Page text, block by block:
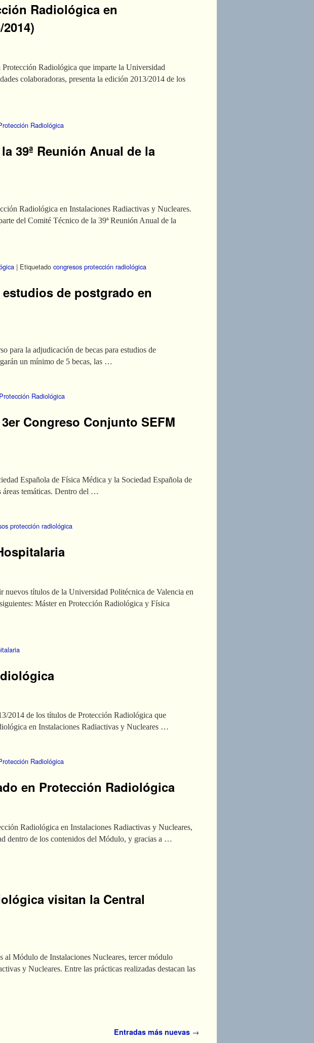
Radiológica en
Radiológica que imparte la Universidad
colaboradoras, presenta la edición 2013/2014 de los
Radiológica
39ª Reunión Anual de la
Radiológica en Instalaciones Radiactivas y Nucleares.
del Comité Técnico de la 39ª Reunión Anual de la
| Etiquetado congresos protección radiológica
estudios de postgrado en
para la adjudicación de becas para estudios de
un mínimo de 5 becas, las …
Radiológica
Congreso Conjunto SEFM
Española de Física Médica y la Sociedad Española de
áreas temáticas. Dentro del …
protección radiológica
títulos de la Universidad Politécnica de Valencia en
Máster en Protección Radiológica y Física
2014 de los títulos de Protección Radiológica que
en Instalaciones Radiactivas y Nucleares …
Radiológica
en Protección Radiológica
Radiológica en Instalaciones Radiactivas y Nucleares,
dentro de los contenidos del Módulo, y gracias a …
visitan la Central
al Módulo de Instalaciones Nucleares, tercer módulo
y Nucleares. Entre las prácticas realizadas destacan las
Entradas más nuevas →